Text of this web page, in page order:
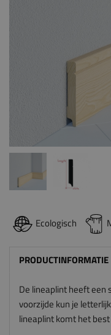
Ecologisch
PRODUCTINFORMATIE
De lineaplint heeft een
voorzijde kun je
lineaplint komt het